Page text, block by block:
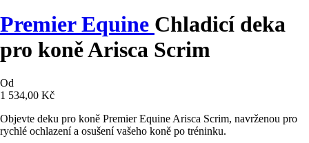
Premier Equine Chladicí deka
pro koně Arisca Scrim
Od
1 534,00 Kč
Objevte deku pro koně Premier Equine Arisca Scrim, navrženou pro
rychlé ochlazení a osušení vašeho koně po tréninku.